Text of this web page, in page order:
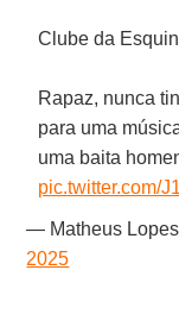
Clube da
Rapaz, nunca
para uma
uma baita
pic.twitter.com/
— Matheus
2025